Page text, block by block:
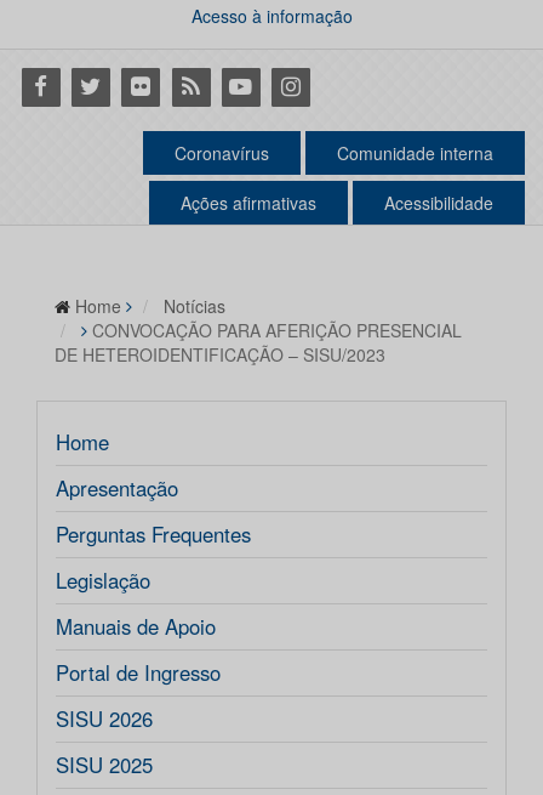
Acesso à informação
Facebook
Twitter Flickr RSS YoutubeInstagram
Coronavírus Comunidade interna
Ações afirmativas Acessibilidade
Home
Notícias
CONVOCAÇÃO PARA AFERIÇÃO PRESENCIAL
DE HETEROIDENTIFICAÇÃO – SISU/2023
Home
Apresentação
Perguntas Frequentes
Legislação
Manuais de Apoio
Portal de Ingresso
SISU 2026
SISU 2025